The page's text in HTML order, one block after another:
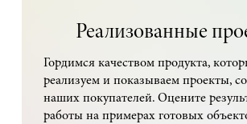
Реализованные
Гордимся качеством продукта,
реализуем и показываем проекты,
наших покупателей. Оцените
работы на примерах готовых